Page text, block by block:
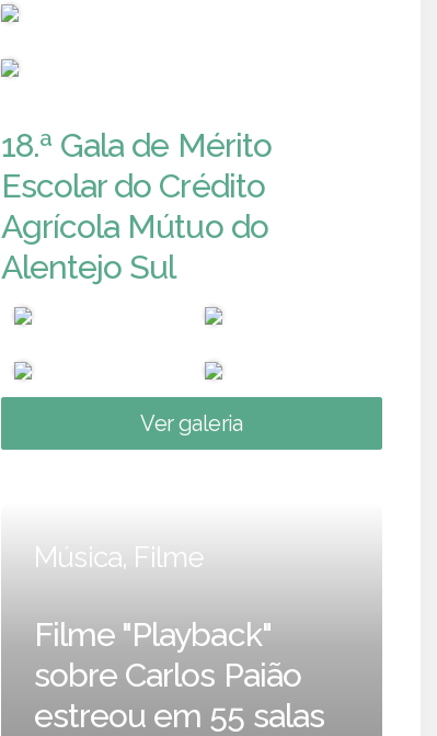
18.ª Gala de Mérito
Escolar do Crédito
Agrícola Mútuo do
Alentejo Sul
Ver galeria
Música, Filme
Filme "Playback"
sobre Carlos Paião
estreou em 55 salas